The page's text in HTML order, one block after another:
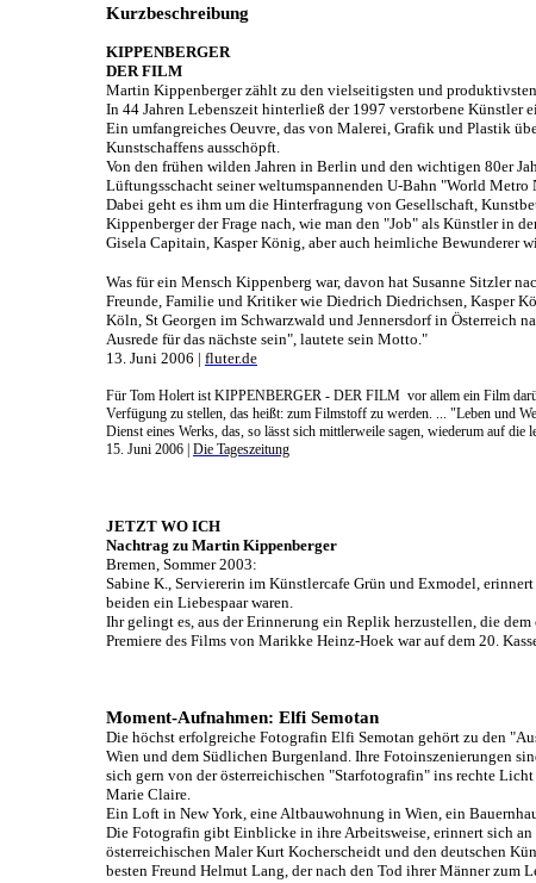
Kurzbeschreibung
KIPPENBERGER
DER FILM
Martin Kippenbergerzählt zu den vielseitigsten und
In 44 Jahren Lebenszeit hinterließ der 1997 verstorbene Künstler
Ein umfangreiches Oeuvre, das von Malerei, Grafik und Plastik
Kunstschaffens ausschöpft.
Von den frühen wilden Jahren in Berlin und den wichtigen 80er
Lüftungsschacht seiner weltumspannenden U-Bahn "World Metro
Dabei geht es ihm um die Hinterfragung von Gesellschaft,
Kippenbergerder Frage nach, wie man den "Job" als Künstler in
Gisela Capitain, Kasper König, aber auch heimliche Bewunderer
Was für ein Mensch Kippenberg war, davon hat Susanne Sitzler
Freunde, Familie und Kritiker wie Diedrich Diedrichsen, Kasper
Köln, St Georgen im Schwarzwald und Jennersdorf in Österreich
Ausrede für das nächste sein", lautete sein Motto."
13. Juni 2006 | fluter.de
Für Tom Holertist KIPPENBERGER - DER FILM vor allem ein Film
Verfügung zu stellen, das heißt: zum Filmstoff zu werden. ... "Leben und
Dienst eines Werks, das, so lässt sich mittlerweile sagen, wiederum auf
15. Juni 2006 | Die Tageszeitung
JETZT WO ICH
Nachtrag zu Martin Kippenberger
Bremen, Sommer 2003:
Sabine K., Serviererin im Künstlercafe Grün und Exmodel,
beiden ein Liebespaar waren.
Ihr gelingt es, aus der Erinnerung ein Replik herzustellen, die dem
Premiere des Films von Marikke Heinz-Hoek war auf dem 20.
Moment-Aufnahmen: Elfi Semotan
Die höchst erfolgreiche Fotografin Elfi Semotan gehört zu den
Wien und dem Südlichen Burgenland. Ihre Fotoinszenierungen
sich gern von der österreichischen "Starfotografin" ins rechte
Marie Claire.
Ein Loft in New York, eine Altbauwohnung in Wien, ein
Die Fotografin gibt Einblicke in ihre Arbeitsweise, erinnert sich
österreichischen Maler Kurt Kocherscheidt und den deutschen
besten Freund Helmut Lang, der nach den Tod ihrer Männer zum